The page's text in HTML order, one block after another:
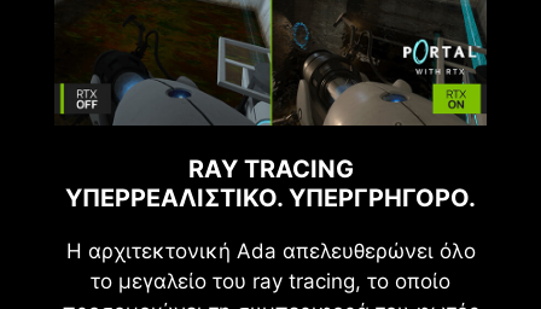
RAY TRACING
ΥΠΕΡΡΕΑΛΙΣΤΙΚΌ. ΥΠΕΡΓΡΉΓΟΡΟ.
Η αρχιτεκτονική Ada απελευθερώνει όλο
το μεγαλείο του ray tracing, το οποίο